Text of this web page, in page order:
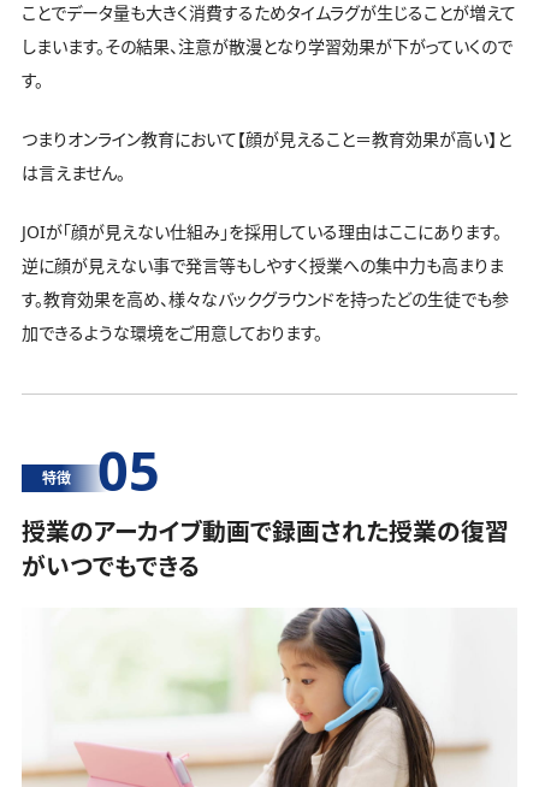
ことでデータ量も大きく消費するためタイムラグが生じることが増えて
しまいます。その結果、注意が散漫となり学習効果が下がっていくので
す。
つまりオンライン教育において【顔が見えること＝教育効果が高い】と
は言えません。
JOIが「顔が見えない仕組み」を採用している理由はここにあります。
逆に顔が見えない事で発言等もしやすく授業への集中力も高まりま
す。教育効果を高め、様々なバックグラウンドを持ったどの生徒でも参
加できるような環境をご用意しております。
特徴 05
授業のアーカイブ動画で録画された授業の復習
がいつでもできる